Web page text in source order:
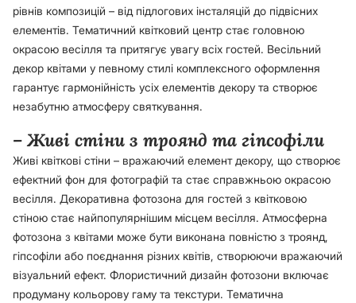
рівнів композицій – від підлогових інсталяцій до підвісних
елементів. Тематичний квітковий центр стає головною
окрасою весілля та притягує увагу всіх гостей. Весільний
декор квітами у певному стилі комплексного оформлення
гарантує гармонійність усіх елементів декору та створює
незабутню атмосферу святкування.
– Живі стіни з троянд та гіпсофіли
Живі квіткові стіни – вражаючий елемент декору, що створює
ефектний фон для фотографій та стає справжньою окрасою
весілля. Декоративна фотозона для гостей з квітковою
стіною стає найпопулярнішим місцем весілля. Атмосферна
фотозона з квітами може бути виконана повністю з троянд,
гіпсофіли або поєднання різних квітів, створюючи вражаючий
візуальний ефект. Флористичний дизайн фотозони включає
продуману кольорову гаму та текстури. Тематична